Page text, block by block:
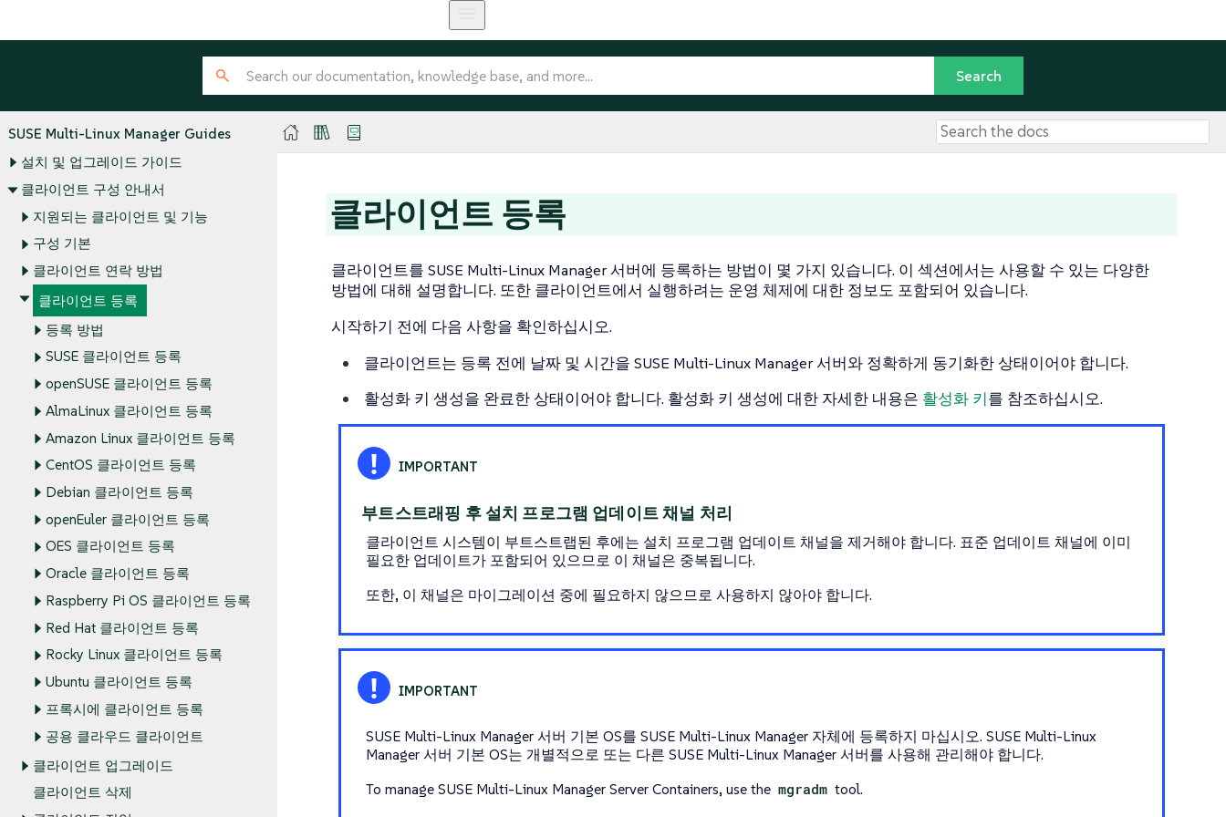
SUSE Multi-Linux Manager Guides
설치 및 업그레이드 가이드
클라이언트 구성 안내서
지원되는 클라이언트 및 기능
구성 기본
클라이언트 연락 방법
클라이언트 등록
등록 방법
SUSE 클라이언트 등록
openSUSE 클라이언트 등록
AlmaLinux 클라이언트 등록
Amazon Linux 클라이언트 등록
CentOS 클라이언트 등록
Debian 클라이언트 등록
openEuler 클라이언트 등록
OES 클라이언트 등록
Oracle 클라이언트 등록
Raspberry Pi OS 클라이언트 등록
Red Hat 클라이언트 등록
Rocky Linux 클라이언트 등록
Ubuntu 클라이언트 등록
프록시에 클라이언트 등록
공용 클라우드 클라이언트
클라이언트 업그레이드
클라이언트 삭제
클라이언트 등록
클라이언트를 SUSE Multi-Linux Manager 서버에 등록하는 방법이 몇 가지 있습니다. 이 섹션에서는 사용할 수 있는 다양한
방법에 대해 설명합니다. 또한 클라이언트에서 실행하려는 운영 체제에 대한 정보도 포함되어 있습니다.
시작하기 전에 다음 사항을 확인하십시오.
클라이언트는 등록 전에 날짜 및 시간을 SUSE Multi-Linux Manager 서버와 정확하게 동기화한 상태이어야 합니다.
활성화 키 생성을 완료한 상태이어야 합니다. 활성화 키 생성에 대한 자세한 내용은 활성화 키를 참조하십시오.
부트스트래핑 후 설치 프로그램 업데이트 채널 처리
클라이언트 시스템이 부트스트랩된 후에는 설치 프로그램 업데이트 채널을 제거해야 합니다. 표준 업데이트 채널에 이미
필요한 업데이트가 포함되어 있으므로 이 채널은 중복됩니다.
또한, 이 채널은 마이그레이션 중에 필요하지 않으므로 사용하지 않아야 합니다.
SUSE Multi-Linux Manager 서버 기본 OS를 SUSE Multi-Linux Manager 자체에 등록하지 마십시오. SUSE Multi-Linux
Manager 서버 기본 OS는 개별적으로 또는 다른 SUSE Multi-Linux Manager 서버를 사용해 관리해야 합니다.
To manage SUSE Multi-Linux Manager Server Containers, use the mgradm tool.